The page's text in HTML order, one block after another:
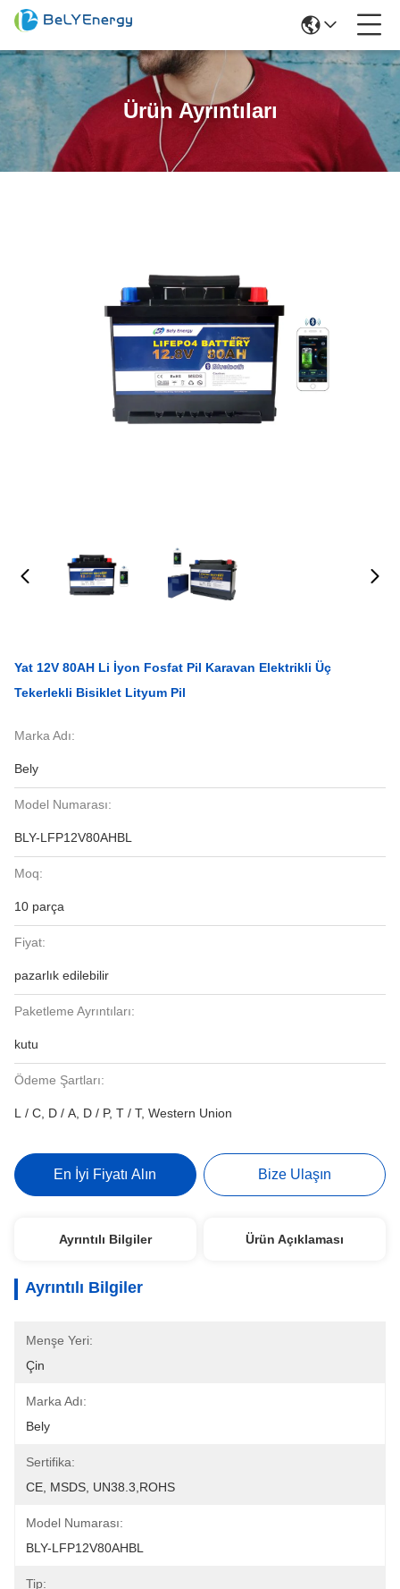
Ürün Ayrıntıları
Yat 12V 80AH Li İyon Fosfat Pil Karavan Elektrikli Üç
Tekerlekli Bisiklet Lityum Pil
Marka Adı:
Bely
Model Numarası:
BLY-LFP12V80AHBL
Moq:
10 parça
Fiyat:
pazarlık edilebilir
Paketleme Ayrıntıları:
kutu
Ödeme Şartları:
L / C, D / A, D / P, T / T, Western Union
En İyi Fiyatı Alın Bize Ulaşın
Ayrıntılı Bilgiler Ürün Açıklaması
Ayrıntılı Bilgiler
Menşe Yeri:
Çin
Marka Adı:
Bely
Sertifika:
CE, MSDS, UN38.3,ROHS
Model Numarası:
BLY-LFP12V80AHBL
Tip: